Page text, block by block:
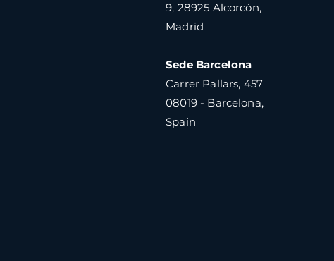
9, 28925 Alcorcón,
Madrid
Sede Barcelona
Carrer Pallars, 457
08019 - Barcelona,
Spain